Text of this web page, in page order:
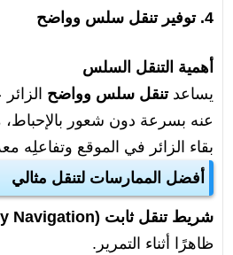
4. توفير تنقل سلس وواضح
أهمية التنقل السلس
يساعدتنقل سلس وواضح
عنه بسرعة دون شعور بالإحباط،
بقاء الزائر في الموقع وتفاعلِه
أفضل الممارسات لتنقل مثالي
شريط تنقل ثابت (Sticky Navigation)
ظاهرًا أثناء التمرير.